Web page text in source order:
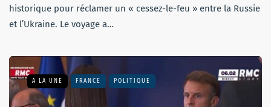
historique pour réclamer un « cessez-le-feu » entre la Russie
et l’Ukraine. Le voyage a…
A LA UNE FRANCE POLITIQUE